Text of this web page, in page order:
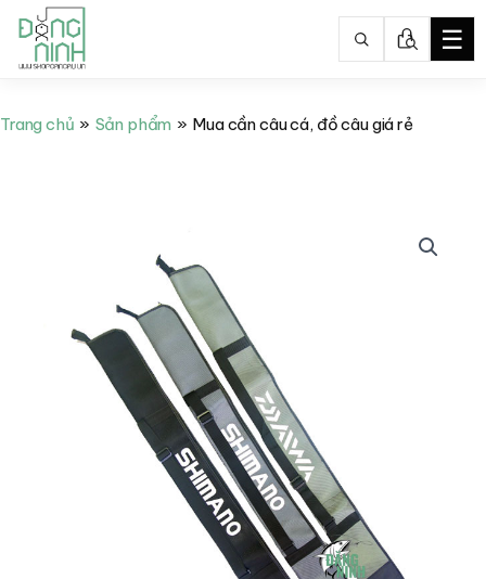
tới
☰
Trang chủ Sản phẩm Mua cần câu cá, đồ câu giá rẻ